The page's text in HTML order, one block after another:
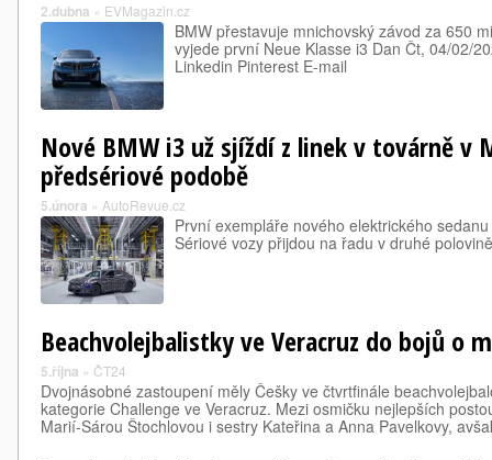
2.dubna » EVMagazin.cz
BMW přestavuje mnichovský závod za 650
vyjede první Neue Klasse i3 Dan Čt, 04/02/
Linkedin Pinterest E-mail
Nové BMW i3 už sjíždí z linek v továrně v
předsériové podobě
5.února » AutoRevue.cz
První exempláře nového elektrického
Sériové vozy přijdou na řadu v druhé
Beachvolejbalistky ve Veracruz do bojů o
5.října » ČT24
Dvojnásobné zastoupení měly Češky ve čtvrtfinále
kategorie Challenge ve Veracruz. Mezi osmičku nejlepších
Marií-Sárou Štochlovou i sestry Kateřina a Anna Pavelkovy,